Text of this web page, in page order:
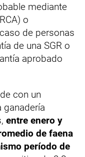
mediante
o
de personas
de una SGR o
aprobado
con un
ganadería
entre enero y
de faena
período de